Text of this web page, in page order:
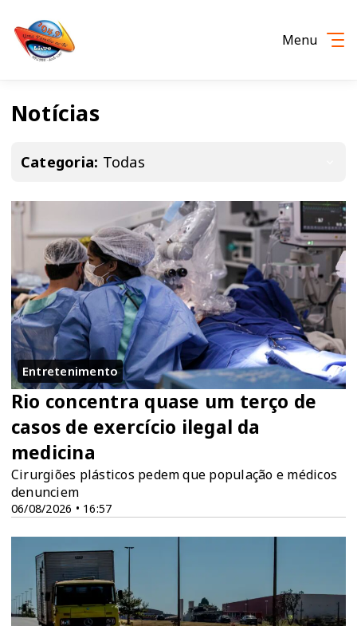
Menu
Notícias
Categoria: Todas
Entretenimento
06/08/2026 • 16:57
Rio concentra quase um terço de
casos de exercício ilegal da
medicina
Cirurgiões plásticos pedem que população e médicos
denunciem